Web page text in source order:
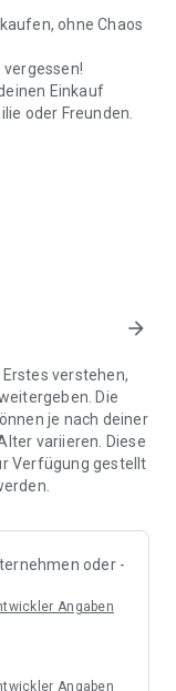
ohne Chaos
Einkauf
oder Freunden.
Alle sehen
erstellen und
erledigt den
Importiere
sie
arrow_forward
verstehen,
Die
je nach deiner
variieren. Diese
Verfügung gestellt
oder -
Angaben
Angaben